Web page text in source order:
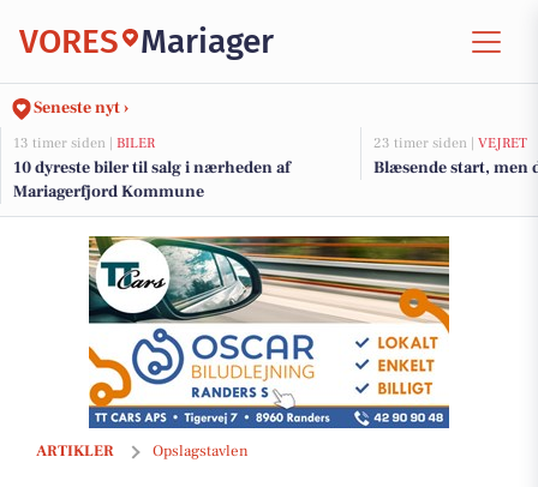
VORES Mariager
Seneste nyt ›
13 timer siden | BILER
10 dyreste biler til salg i nærheden af
Mariagerfjord Kommune
23 timer siden | VEJRET
Blæsende start, men
ARTIKLER Opslagstavlen
Home Hobro fremhæver charmerende bolig med potentiale i Rold